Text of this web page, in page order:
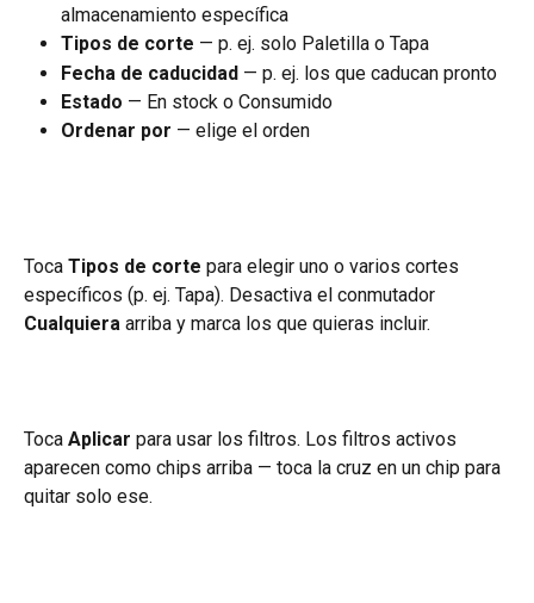
almacenamiento específica
Tipos de corte — p. ej. solo Paletilla o Tapa
Fecha de caducidad — p. ej. los que caducan pronto
Estado — En stock o Consumido
Ordenar por — elige el orden
Toca Tipos de corte para elegir uno o varios cortes
específicos (p. ej. Tapa). Desactiva el conmutador
Cualquiera arriba y marca los que quieras incluir.
Toca Aplicar para usar los filtros. Los filtros activos
aparecen como chips arriba — toca la cruz en un chip para
quitar solo ese.